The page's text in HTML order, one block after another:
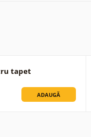
tapet
ADAUGĂ